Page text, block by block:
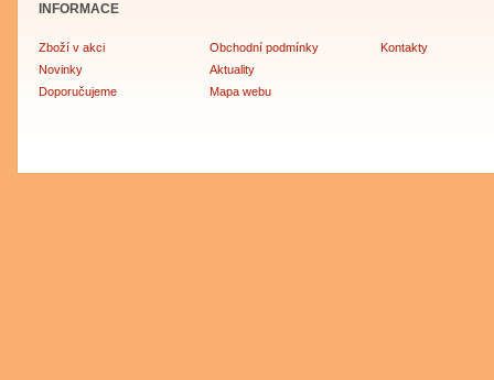
INFORMACE
Zboží v akci
Novinky
Doporučujeme
Obchodní podmínky
Aktuality
Mapa webu
Kontakty